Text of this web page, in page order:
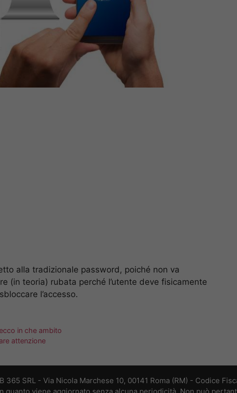
alla tradizionale password, poiché non va
(in teoria) rubata perché l’utente deve fisicamente
l’accesso.
in che ambito
attenzione
SRL - Via Nicola Marchese 10, 00141 Roma (RM) - Codice